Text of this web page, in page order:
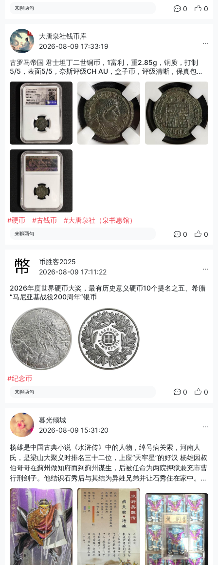
来聊两句 0 0
大唐泉社钱币库
2026-08-09 17:33:19
...
古罗马帝国 君士坦丁二世铜币，1富利，重2.85g，铜质，打制
5/5，表面5/5，奈斯评级CH AU，盒子币，评级清晰，保真包
老，编号66202407682，适合古典打制币、罗马钱币收藏！
#硬币 #古钱币 #大唐泉社（泉书惠馆）
来聊两句 0 0
币胜客2025
2026-08-09 17:11:22
...
2026年度世界硬币大奖，最有历史意义硬币10个提名之五、希腊
“马尼亚基战役200周年”银币
#纪念币
来聊两句 0 0
暮光倾城
2026-08-09 15:31:20
...
杨雄是中国古典小说《水浒传》中的人物，绰号病关索，河南人
氏，是梁山大聚义时排名三十二位，上应“天牢星”的好汉 杨雄因叔
伯哥哥在蓟州做知府而到蓟州谋生，后被任命为两院押狱兼充市曹
行刑刽子。他结识石秀后与其结为异姓兄弟并让石秀住在家中。杨
雄妻子潘巧云借为前夫亡灵做功德，将和尚裴如海请至家中，石秀
发现裴从潘的房中出来，识破奸情并告知杨雄。潘巧云怕丑事败
露，反诬石秀调戏自己，杨雄信以为真，怒不可遏赶走石秀，后石
秀杀裴如海和头陀胡道，杨雄在翠屏山与潘巧云对质后杀妻，与时
迁一同落草。三人投宿祝家庄客店时迁偷鸡被擒，杨雄与石秀赴梁
山求援，后随宋江攻打祝家庄等多次征战，梁山排座次时排第三十
二位，星号天牢星，担任步军头领。梁山受招安后杨雄随宋江南征
北战，隶属卢俊义麾下，在征讨辽国、田虎、王庆等战役中有战